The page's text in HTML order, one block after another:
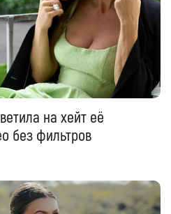
на хейт её
без фильтров